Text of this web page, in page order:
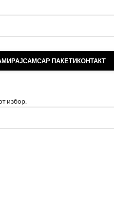
САМСАР ПАКЕТИКОНТАКТ
избор.